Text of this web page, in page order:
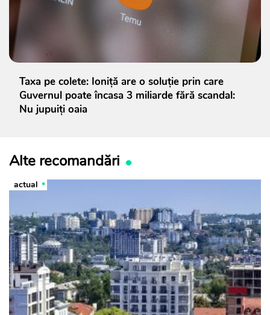
Taxa pe colete: Ioniță are o soluție prin care
Guvernul poate încasa 3 miliarde fără scandal:
Nu jupuiți oaia
Alte recomandări
actual